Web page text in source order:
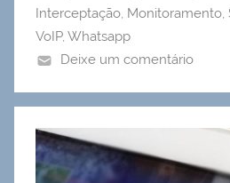
Interceptação, Monitoramento,
VoIP, Whatsapp
Deixe um comentário